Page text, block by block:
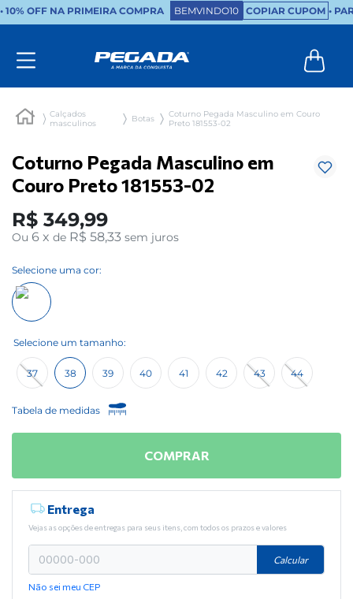
• 10% OFF NA PRIMEIRA COMPRA BEMVINDO10 COPIAR CUPOM •
Calçados
masculinos
Botas
Coturno Pegada Masculino em Couro
Preto 181553-02
Coturno Pegada Masculino em
Couro Preto 181553-02
R$ 349,99
Ou 6 x de R$ 58,33 sem juros
Selecione uma cor:
37 38 39 40 41 42 43 44
Tabela de medidas
COMPRAR
Entrega
Vejas as opções de entregas para seus itens, com todos os prazos e valores
Calcular
Não sei meu CEP